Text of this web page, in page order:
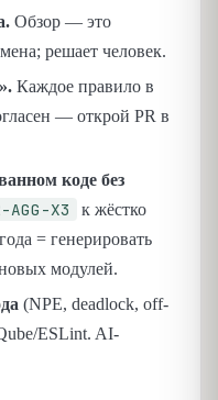
Обзор — это
решает человек.
Каждое правило в
— открой PR в
коде без
AGG-X3
к жёстко
= генерировать
модулей.
(NPE, deadlock, off-
ESLint. AI-